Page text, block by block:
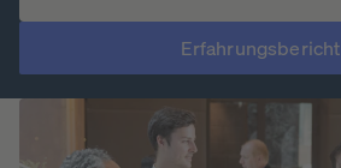
Erfahrungsbericht